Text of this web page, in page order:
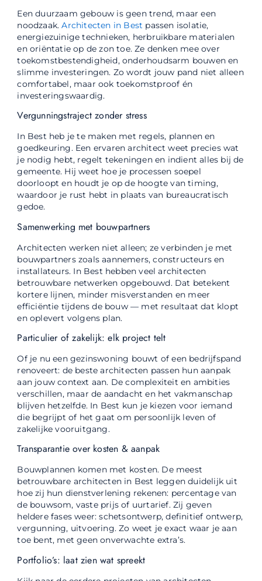
Een duurzaam gebouw is geen trend, maar een
noodzaak.Architecten in Best passen isolatie,
energiezuinige technieken, herbruikbare materialen
en oriëntatie op de zon toe. Ze denken mee over
toekomstbestendigheid, onderhoudsarm bouwen en
slimme investeringen. Zo wordt jouw pand niet alleen
comfortabel, maar ook toekomstproof én
investeringswaardig.
Vergunningstraject zonder stress
In Best heb je te maken met regels, plannen en
goedkeuring. Een ervaren architect weet precies wat
je nodig hebt, regelt tekeningen en indient alles bij de
gemeente. Hij weet hoe je processen soepel
doorloopt en houdt je op de hoogte van timing,
waardoor je rust hebt in plaats van bureaucratisch
gedoe.
Samenwerking met bouwpartners
Architecten werken niet alleen; ze verbinden je met
bouwpartners zoals aannemers, constructeurs en
installateurs. In Best hebben veel architecten
betrouwbare netwerken opgebouwd. Dat betekent
kortere lijnen, minder misverstanden en meer
efficiëntie tijdens de bouw — met resultaat dat klopt
en oplevert volgens plan.
Particulier of zakelijk: elk project telt
Of je nu een gezinswoning bouwt of een bedrijfspand
renoveert: de beste architecten passen hun aanpak
aan jouw context aan. De complexiteit en ambities
verschillen, maar de aandacht en het vakmanschap
blijven hetzelfde. In Best kun je kiezen voor iemand
die begrijpt of het gaat om persoonlijk leven of
zakelijke vooruitgang.
Transparantie over kosten & aanpak
Bouwplannen komen met kosten. De meest
betrouwbare architecten in Best leggen duidelijk uit
hoe zij hun dienstverlening rekenen: percentage van
de bouwsom, vaste prijs of uurtarief. Zij geven
heldere fases weer: schetsontwerp, definitief ontwerp,
vergunning, uitvoering. Zo weet je exact waar je aan
toe bent, met geen onverwachte extra’s.
Portfolio’s: laat zien wat spreekt